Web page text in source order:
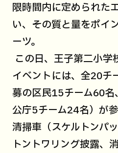
限時間内に定められた
い、その質と量をポイ
ーツ。
この日、王子第二小学
イベントには、全20チ
募の区民15チーム60名
公庁5チーム24名）が
清掃車（スケルトンパ
トントワリング披露、